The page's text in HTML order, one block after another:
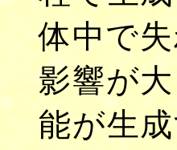
体中で
影響が
能が生